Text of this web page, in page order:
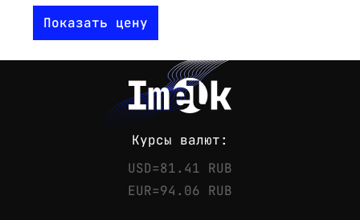
Показать цену
Курсы валют:
USD=81.41 RUB
EUR=94.06 RUB